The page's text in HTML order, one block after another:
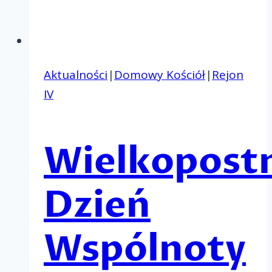
Aktualności | Domowy Kościół| Rejon
IV
Dzień
Wspólnoty